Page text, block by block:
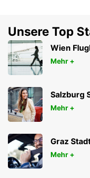
Unsere Top
Wien
Mehr +
Salzburg
Mehr +
Graz
Mehr +